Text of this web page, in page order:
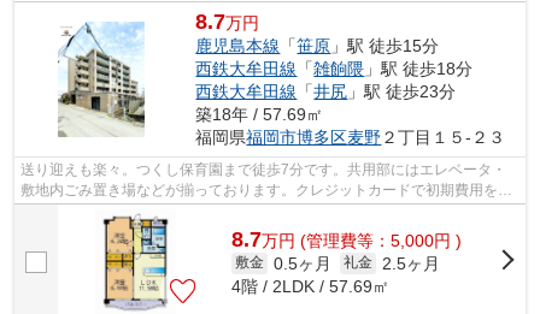
8.7万円
鹿児島本線 「笹原 」駅 徒歩15分
西鉄大牟田線 「雑餉隈 」駅 徒歩18分
西鉄大牟田線 「井尻 」駅 徒歩23分
築18年 / 57.69㎡
福岡県福岡市博多区麦野２丁目１５-２３
送り迎えも楽々。つくし保育園まで徒歩7分です。共用部にはエレベータ・
敷地内ごみ置き場などが揃っております。クレジットカードで初期費用をお
支払いいただける物件です。行き先や用...
8.7万円 (管理費等：5,000円 )
敷金 0.5ヶ月 礼金
2.5ヶ月
4階 / 2LDK / 57.69㎡